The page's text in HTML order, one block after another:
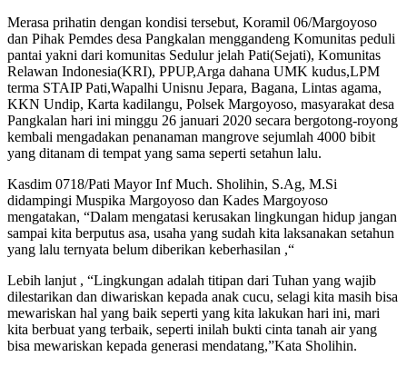
Merasa prihatin dengan kondisi tersebut, Koramil 06/Margoyoso
dan Pihak Pemdes desa Pangkalan menggandeng Komunitas peduli
pantai yakni dari komunitas Sedulur jelah Pati(Sejati), Komunitas
Relawan Indonesia(KRI), PPUP,Arga dahana UMK kudus,LPM
terma STAIP Pati,Wapalhi Unisnu Jepara, Bagana, Lintas agama,
KKN Undip, Karta kadilangu, Polsek Margoyoso, masyarakat desa
Pangkalan hari ini minggu 26 januari 2020 secara bergotong-royong
kembali mengadakan penanaman mangrove sejumlah 4000 bibit
yang ditanam di tempat yang sama seperti setahun lalu.
Kasdim 0718/Pati Mayor Inf Much. Sholihin, S.Ag, M.Si
didampingi Muspika Margoyoso dan Kades Margoyoso
mengatakan, “Dalam mengatasi kerusakan lingkungan hidup jangan
sampai kita berputus asa, usaha yang sudah kita laksanakan setahun
yang lalu ternyata belum diberikan keberhasilan ,“
Lebih lanjut , “Lingkungan adalah titipan dari Tuhan yang wajib
dilestarikan dan diwariskan kepada anak cucu, selagi kita masih bisa
mewariskan hal yang baik seperti yang kita lakukan hari ini, mari
kita berbuat yang terbaik, seperti inilah bukti cinta tanah air yang
bisa mewariskan kepada generasi mendatang,”Kata Sholihin.